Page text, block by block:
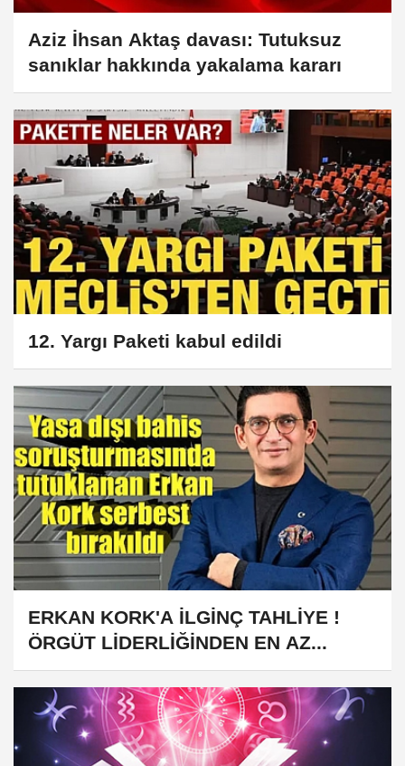
Aziz İhsan Aktaş davası: Tutuksuz
sanıklar hakkında yakalama kararı
12. Yargı Paketi kabul edildi
ERKAN KORK'A İLGİNÇ TAHLİYE !
ÖRGÜT LİDERLİĞİNDEN EN AZ...